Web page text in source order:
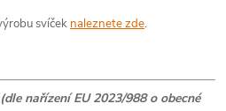
svíček naleznete zde.
nařízení EU 2023/988 o obecné